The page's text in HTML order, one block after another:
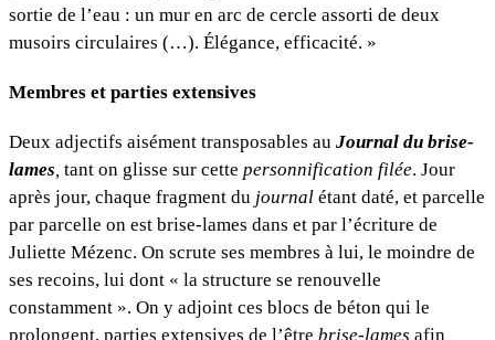
sortie de l’eau : un mur en arc de cercle assorti de deux
musoirs circulaires (…). Élégance, efficacité. »
Membres et parties extensives
Deux adjectifs aisément transposables au Journal du brise-
lames, tant on glisse sur cette personnification filée. Jour
après jour, chaque fragment du journal étant daté, et parcelle
par parcelle on est brise-lames dans et par l’écriture de
Juliette Mézenc. On scrute ses membres à lui, le moindre de
ses recoins, lui dont « la structure se renouvelle
constamment ». On y adjoint ces blocs de béton qui le
prolongent, parties extensives de l’être brise-lames afin